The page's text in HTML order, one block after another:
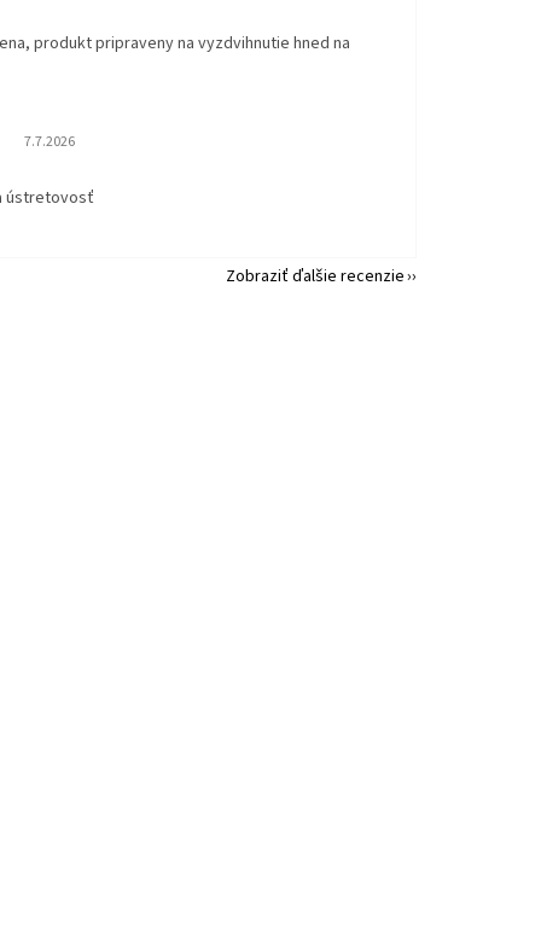
produkt pripraveny na vyzdvihnutie hned na
Hodnotenie obchodu je 5 z 5 hviezdičiek.
7.7.2026
ústretovosť
Zobraziť ďalšie recenzie